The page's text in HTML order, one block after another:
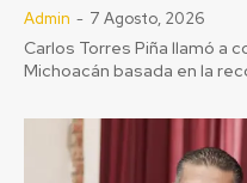
Admin - 7 Agosto, 2026
Carlos Torres Piña llamó a
Michoacán basada en la